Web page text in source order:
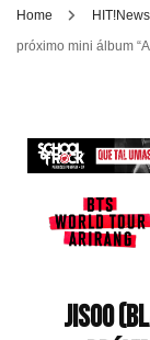
Home HIT!News
próximo mini álbum
JISOO